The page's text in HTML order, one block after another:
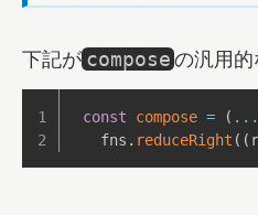
下記が composeの汎用的
const compose = ( ...
  fns
. reduceRight ( (